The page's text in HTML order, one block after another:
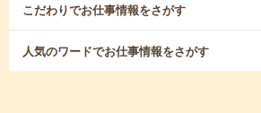
こだわりでお仕事情報をさがす
人気のワードでお仕事情報をさがす